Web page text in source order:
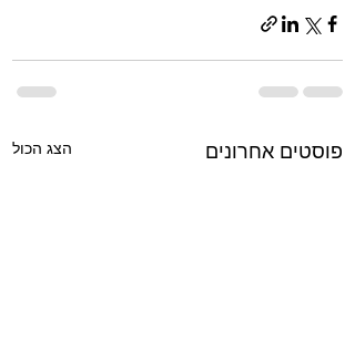
פוסטים אחרונים הצג הכול